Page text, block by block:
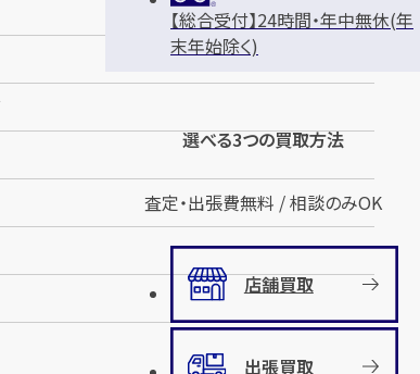
【総合受付】24時間・年中無休(年
末年始除く)
選べる3つの買取方法
査定・出張費無料 / 相談のみOK
店舗買取
出張買取